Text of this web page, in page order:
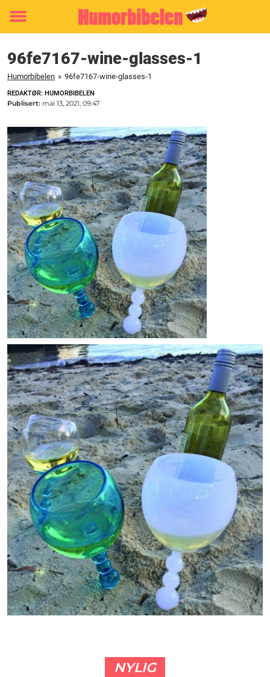
Toggle
96fe7167-wine-glasses-1
Humorbibelen » 96fe7167-wine-glasses-1
REDAKTØR: HUMORBIBELEN
Publisert: mai 13, 2021, 09:47
NYLIG